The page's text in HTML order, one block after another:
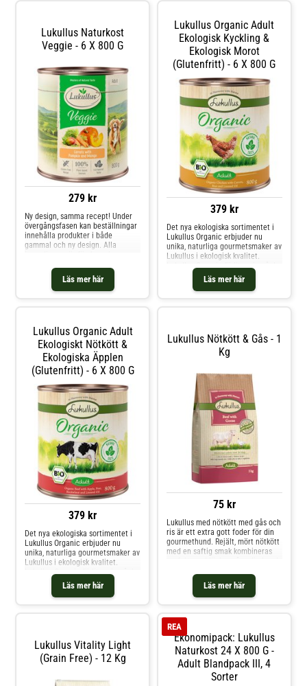
Lukullus Naturkost
Veggie - 6 X 800 G
279 kr
Läs mer här
Ny design, samma recept! Under
övergångsfasen kan beställningar
innehålla produkter i både
gammal och ny design. Alla
den varsamma processen bevaras
smaken och näringsinnehållet så
långt det är möjligt. För naturen
Lukullus Organic Adult
Ekologisk Kyckling &
Ekologisk Morot
(glutenfritt) - 6 X 800 G
379 kr
Läs mer här
Det nya ekologiska sortimentet i
Lukullus Organic erbjuder nu
unika, naturliga gourmetsmaker av
Lukullus i ekologisk kvalitet.
Lukullus Organic förlitar sig på de
bästa ingredienserna från naturen
och från ekologiskt jordbruk: färsk
frukt och grönsaker, blandat med
Lukullus Organic Adult
Ekologiskt Nötkött &
Ekologiska Äpplen
(glutenfritt) - 6 X 800 G
379 kr
Läs mer här
Det nya ekologiska sortimentet i
Lukullus Organic erbjuder nu
unika, naturliga gourmetsmaker av
Lukullus i ekologisk kvalitet.
bästa ingredienserna från naturen
och från ekologiskt jordbruk: färsk
frukt och grönsaker, blandat med
Lukullus Nötkött & Gås - 1
Kg
75 kr
Läs mer här
Lukullus med nötkött med gås och
ris är ett extra gott foder för din
gourmethund. Rejält, mört nötkött
med en saftig smak kombineras
kombination med ris och äpplen
förser Lukullus din hund med en
optimal blandning av viktiga
Lukullus Vitality Light
(Grain Free) - 12 Kg
Ekonomipack: Lukullus
Naturkost 24 X 800 G -
Adult Blandpack III, 4
Sorter
REA